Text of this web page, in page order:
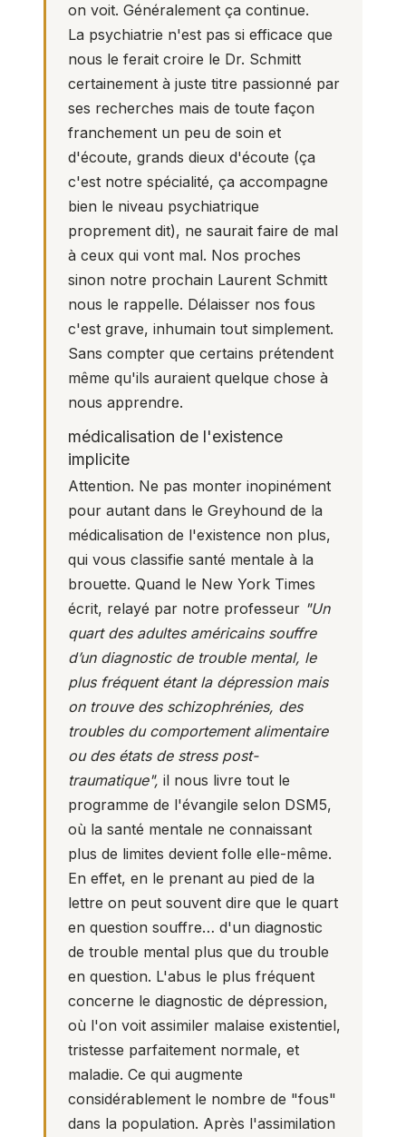
on voit. Généralement ça continue.
La psychiatrie n'est pas si efficace que
nous le ferait croire le Dr. Schmitt
certainement à juste titre passionné par
ses recherches mais de toute façon
franchement un peu de soin et
d'écoute, grands dieux d'écoute (ça
c'est notre spécialité, ça accompagne
bien le niveau psychiatrique
proprement dit), ne saurait faire de mal
à ceux qui vont mal. Nos proches
sinon notre prochain Laurent Schmitt
nous le rappelle. Délaisser nos fous
c'est grave, inhumain tout simplement.
Sans compter que certains prétendent
même qu'ils auraient quelque chose à
nous apprendre.
médicalisation de l'existence
implicite
Attention. Ne pas monter inopinément
pour autant dans le Greyhound de la
médicalisation de l'existence non plus,
qui vous classifie santé mentale à la
brouette. Quand le New York Times
écrit, relayé par notre professeur "Un
quart des adultes américains souffre
d’un diagnostic de trouble mental, le
plus fréquent étant la dépression mais
on trouve des schizophrénies, des
troubles du comportement alimentaire
ou des états de stress post-
traumatique", il nous livre tout le
programme de l'évangile selon DSM5,
où la santé mentale ne connaissant
plus de limites devient folle elle-même.
En effet, en le prenant au pied de la
lettre on peut souvent dire que le quart
en question souffre… d'un diagnostic
de trouble mental plus que du trouble
en question. L'abus le plus fréquent
concerne le diagnostic de dépression,
où l'on voit assimiler malaise existentiel,
tristesse parfaitement normale, et
maladie. Ce qui augmente
considérablement le nombre de "fous"
dans la population. Après l'assimilation